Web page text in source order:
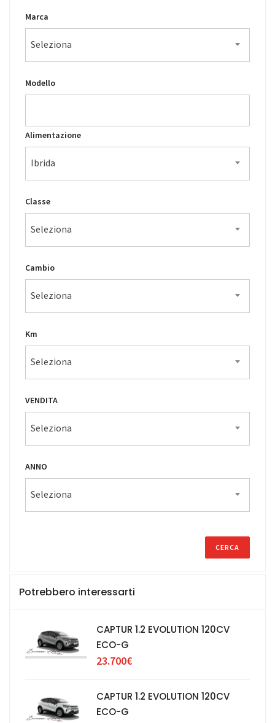
Marca
Seleziona
Modello
Alimentazione
Ibrida
Classe
Seleziona
Cambio
Seleziona
Km
Seleziona
VENDITA
Seleziona
ANNO
Seleziona
Potrebbero interessarti
CAPTUR 1.2 EVOLUTION 120CV
ECO-G
23.700€
CAPTUR 1.2 EVOLUTION 120CV
ECO-G